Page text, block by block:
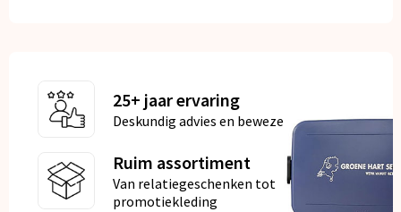
25+ jaar ervaring
Deskundig advies en bewezen kwaliteit
Ruim assortiment
Van relatiegeschenken tot
promotiekleding